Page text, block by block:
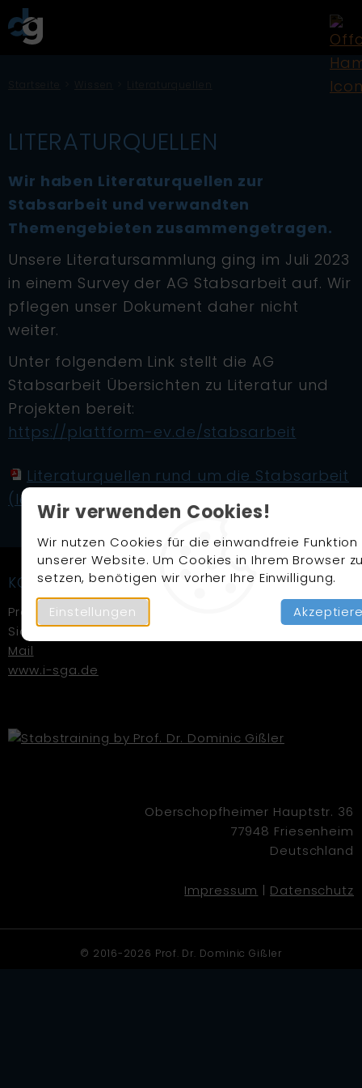
Wir verwenden Cookies!
Wir nutzen Cookies für die einwandfreie Funktion
unserer Website. Um Cookies in Ihrem Browser
setzen, benötigen wir vorher Ihre Einwilligung.
Einstellungen
LITERATURQUELLEN
Wir haben Literaturquellen zur
Stabsarbeit und verwandten
Themengebieten zusammengetragen.
Unsere Literatursammlung ging im Juli 2023
in einem Survey der AG Stabsarbeit auf. Wir
pflegen unser Dokument daher nicht
weiter.
Unter folgendem Link stellt die AG
Stabsarbeit Übersichten zu Literatur und
Projekten bereit:
https://plattform-ev.de/stabsarbeit
Literaturquellen rund um die Stabsarbeit
(letzte Aktualisierung 26.07.2023) 256.01 kB
KONTAKT
Prof. Dr. Dominic Gißler
Sicherheitsingenieur
Mail
www.i-sga.de
Oberschopfheimer Hauptstr. 36
77948 Friesenheim
Deutschland
Impressum | Datenschutz
© 2016-2026 Prof. Dr. Dominic Gißler